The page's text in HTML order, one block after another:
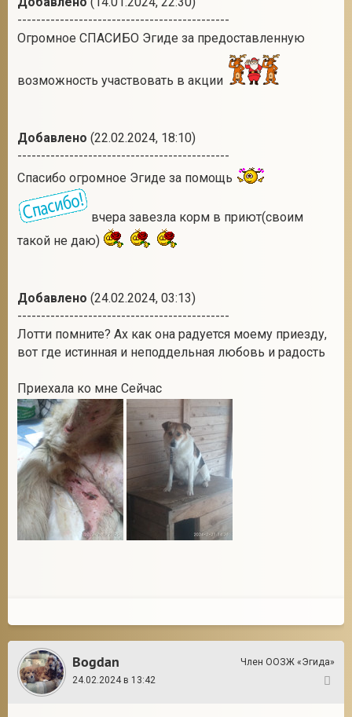
---------------------------------------------
Огромное СПАСИБО Эгиде за предоставленную
возможность участвовать в акции
Добавлено (22.02.2024, 18:10)
---------------------------------------------
Спасибо огромное Эгиде за помощь
вчера завезла корм в приют(своим
такой не даю)
Добавлено (24.02.2024, 03:13)
---------------------------------------------
Лотти помните? Ах как она радуется моему приезду,
вот где истинная и неподдельная любовь и радость
Приехала ко мне Сейчас
Bogdan
Член ООЗЖ «Эгида»
24.02.2024 в 13:42